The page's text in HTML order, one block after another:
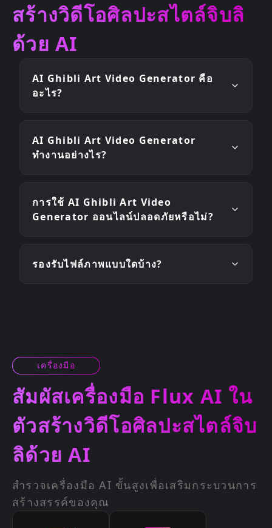
สร้างวิดีโอศิลปะสไตล์จิบลิ
ด้วย AI
AI Ghibli Art Video Generator คือ
อะไร?
AI Ghibli Art Video Generator
ทำงานอย่างไร?
การใช้ AI Ghibli Art Video
Generator ออนไลน์ปลอดภัยหรือไม่?
รองรับไฟล์ภาพแบบใดบ้าง?
เครื่องมือ
สัมผัสเครื่องมือ Flux AI ใน
ตัวสร้างวิดีโอศิลปะสไตล์จิบ
ลิด้วย AI
สำรวจเครื่องมือ AI ขั้นสูงเพื่อเสริมกระบวนการ
สร้างสรรค์ของคุณ